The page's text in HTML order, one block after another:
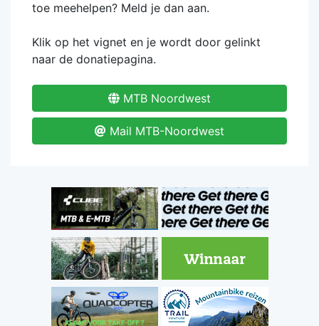
toe meehelpen? Meld je dan aan.
Klik op het vignet en je wordt door gelinkt
naar de donatiepagina.
MTB Noordwest
Mail MTB-Noordwest